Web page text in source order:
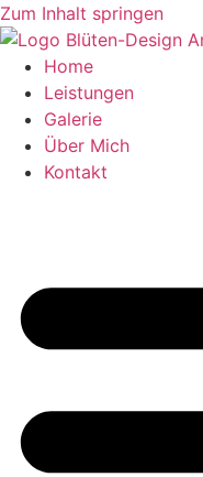
Zum Inhalt springen
Home
Leistungen
Galerie
Über Mich
Kontakt